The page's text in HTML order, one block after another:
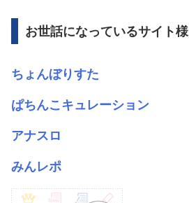
ブ
お世話になっているサイト様
ちょんぼりすた
ぱちんこキュレーション
アナスロ
みんレポ